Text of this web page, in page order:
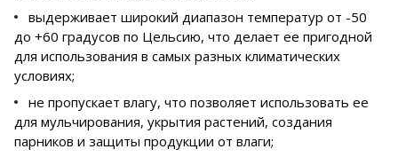
выдерживает широкий диапазон температур от -50
до +60 градусов по Цельсию, что делает ее пригодной
для использования в самых разных климатических
условиях;
не пропускает влагу, что позволяет использовать ее
для мульчирования, укрытия растений, создания
парников и защиты продукции от влаги;